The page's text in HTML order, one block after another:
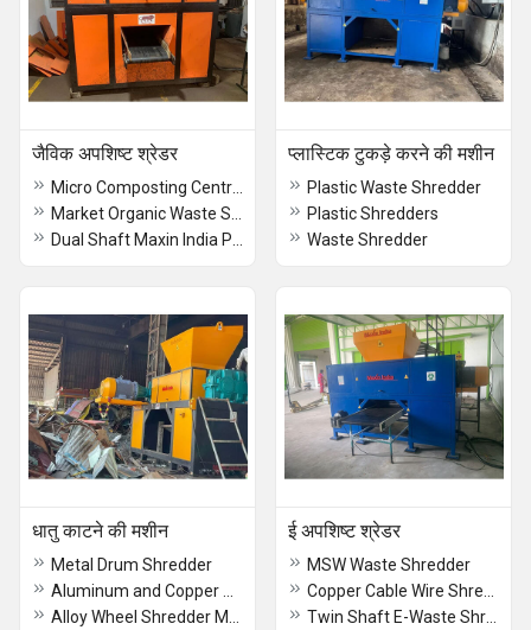
जैविक अपशिष्ट श्रेडर प्लास्टिक टुकड़े करने की मशीन
Plastic Waste Shredder
Plastic Shredders
Waste Shredder
धातु काटने की मशीन
Metal Drum Shredder
ई अपशिष्ट श्रेडर
MSW Waste Shredder